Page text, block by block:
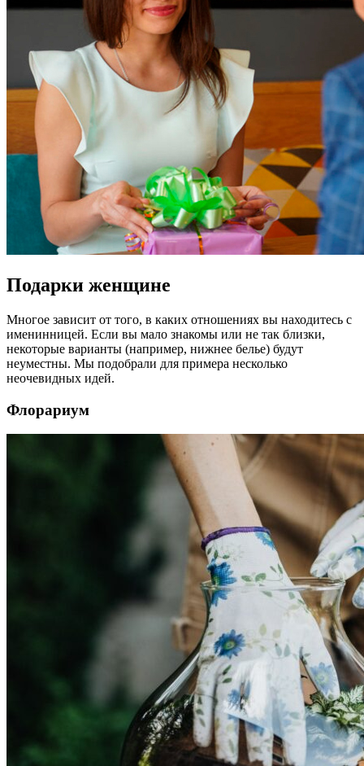
Подарки женщине
Многое зависит от того, в каких отношениях вы находитесь с
именинницей. Если вы мало знакомы или не так близки,
некоторые варианты (например, нижнее белье) будут
неуместны. Мы подобрали для примера несколько
неочевидных идей.
Флорариум